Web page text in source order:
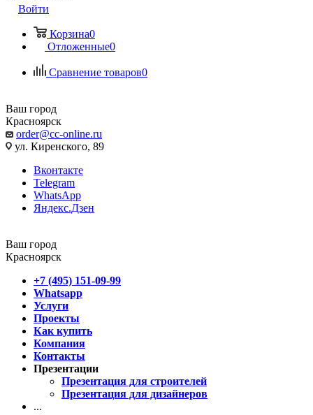
Войти
Корзина0
Отложенные0
Сравнение товаров0
Ваш город
Красноярск
order@cc-online.ru
ул. Киренского, 89
Вконтакте
Telegram
WhatsApp
Яндекс.Дзен
Ваш город
Красноярск
+7 (495) 151-09-99
Whatsapp
Услуги
Проекты
Как купить
Компания
Контакты
Презентации
Презентация для строителей
Презентация для дизайнеров
...